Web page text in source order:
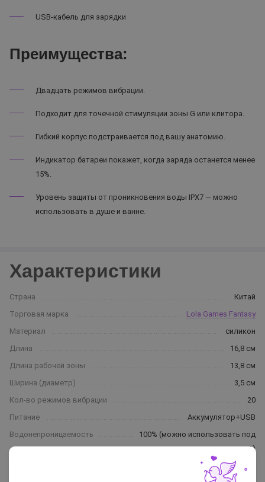
USB-кабель для зарядки
Преимущества:
Двадцать режимов вибрации.
Подходит для точечной стимуляции зоны G или клитора.
Гибкий корпус подстраивается под вашу анатомию.
Индикатор батареи покажет, когда заряда останется менее
15%.
Уровень защиты от проникновения воды IPX7 — можно
использовать в душе и ванне.
Характеристики
Страна
Китай
Торговая марка
Lola Games Fantasy
Материал
силикон
Длина
16,8 см
Длина рабочей зоны
13,8 см
Ширина (диаметр)
3,5 см
Кол-во режимов вибрации
20
Питание
Аккумулятор+USB
Водонепроницаемость
100% (можно использовать под
водой)
голубой